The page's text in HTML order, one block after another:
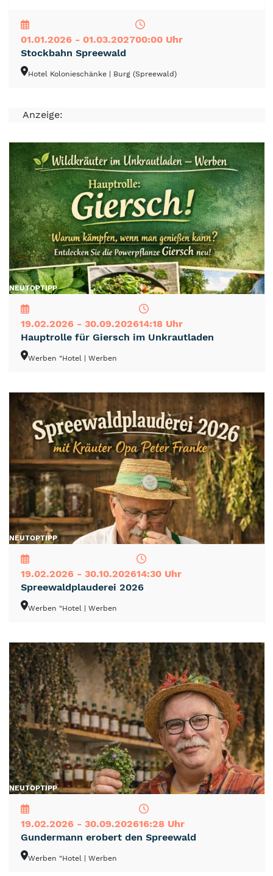
01.01.2026 - 01.03.202700:00 Uhr
Stockbahn Spreewald
Hotel Kolonieschänke | Burg (Spreewald)
NEUTOPTIPP
19.02.2026 - 30.09.202614:18 Uhr
Hauptrolle für Giersch im Unkrautladen
Werben "Hotel | Werben
NEUTOPTIPP
19.02.2026 - 30.10.202614:30 Uhr
Spreewaldplauderei 2026
Werben "Hotel | Werben
NEUTOPTIPP
19.02.2026 - 30.09.202616:28 Uhr
Gundermann erobert den Spreewald
Werben "Hotel | Werben
Anzeige: